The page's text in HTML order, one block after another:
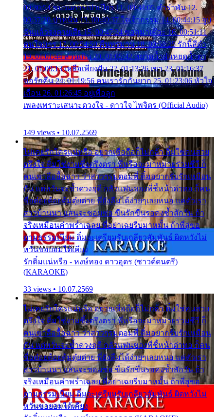
00:30:54 ขบวนการเปาเปียว 11. 00:34:05 คำรำพัน 12.
00:37:20 ปาหนัน 13. 00:40:37 ใจเจ้ากรรม 14. 00:44:15 จูบ
ฉันแล้วจงตายเสีย 15. 00:47:24 ขอสูมาเต๊อะ 16. 00:51:11
คนใจมาร 17. 00:54:50 คืนทรมาน 18. 00:58:25 รักนี้สีดำ
19. 01:01:44 ส่วนเกิน 20. 01:05:42 หยาดน้ำฝนหยดน้ำตา
21. 01:09:13 เหลือเพียงฝัน 22. 01:13:26 เขา 23. 01:16:37
ขอรักคืน 24. 01:19:56 คนเรารักกันยาก 25. 01:23:06 หัวใจ
เถื่อน 26. 01:26:45 อยู่เพื่อลูก
เพลงเพราะเสนาะดวงใจ - ดาวใจ ไพจิตร (Official Audio)
149 views • 10.07.2569
ไม่เคยรักใครแน่หรือ อยากเชื่อถือก็ไม่กล้า ติ๋มใช่คนสวย
ตรึงใจ ติ๋มใช่งามซึ้งตรึงตรา พี่หรือจะมาหมายร่วมชีวี ก็
คนเขาลืออื้อฉาว ว่าสาวๆรุมตอมพี่ ติ๋มอยากรับรักเหมือน
กัน แต่หวั่นจะช้ำดวงฤดี กลัวแฟนของพี่ชี้หน้าด่าทอ ก็คน
ชื่อต๋อยต้อยตุ้มตุ๋ยต่าย พี่ยังลืมได้ง่ายๆเลยหนอ แค่ตัวเรา
สาวบ้านนา แสนจะซอมซ่อ ขืนรักขืนรอคงช้ำสักวัน ถ้า
จริงเหมือนคำพร่ำเฉลย พี่อย่าเฉยรีบมาหมั้น ถ้าพี่สู่ขอ
ตามธรรมเนียม ติ๋มจะเตรียมรับเกลียวสัมพันธ์ ผิดหวังไม่
หวั่นขอยอมได้เคียง
รักติ๋มแน่หรือ - หงษ์ทอง ดาวอุดร (ซาวด์ดนตรี)
(KARAOKE)
33 views • 10.07.2569
ไม่เคยรักใครแน่หรือ อยากเชื่อถือก็ไม่กล้า ติ๋มใช่คนสวย
ตรึงใจ ติ๋มใช่งามซึ้งตรึงตรา พี่หรือจะมาหมายร่วมชีวี ก็
คนเขาลืออื้อฉาว ว่าสาวๆรุมตอมพี่ ติ๋มอยากรับรักเหมือน
กัน แต่หวั่นจะช้ำดวงฤดี กลัวแฟนของพี่ชี้หน้าด่าทอ ก็คน
ชื่อต๋อยต้อยตุ้มตุ๋ยต่าย พี่ยังลืมได้ง่ายๆเลยหนอ แค่ตัวเรา
สาวบ้านนา แสนจะซอมซ่อ ขืนรักขืนรอคงช้ำสักวัน ถ้า
จริงเหมือนคำพร่ำเฉลย พี่อย่าเฉยรีบมาหมั้น ถ้าพี่สู่ขอ
ตามธรรมเนียม ติ๋มจะเตรียมรับเกลียวสัมพันธ์ ผิดหวังไม่
หวั่นขอยอมได้เคียง